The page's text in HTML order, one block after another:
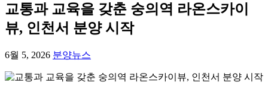
교통과 교육을 갖춘 숭의역 라온스카이
뷰, 인천서 분양 시작
6월 5, 2026 분양뉴스